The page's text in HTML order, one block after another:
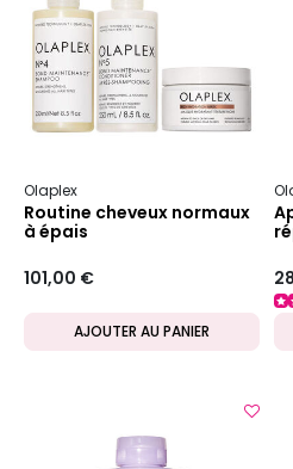
Olaplex
Routine cheveux normaux
à épais
101,00 €
AJOUTER AU PANIER